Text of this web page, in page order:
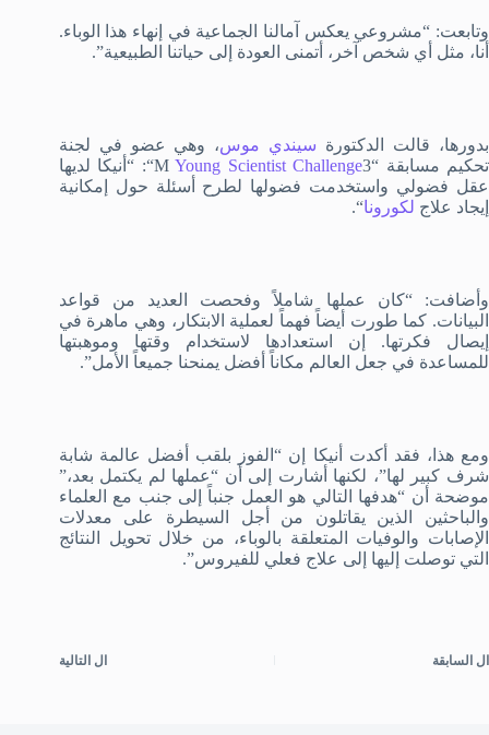
وتابعت: “مشروعي يعكس آمالنا الجماعية في إنهاء هذا الوباء.
أنا، مثل أي شخص آخر، أتمنى العودة إلى حياتنا الطبيعية”.
بدورها، قالت الدكتورة سيندي موس، وهي عضو في لجنة
تحكيم مسابقة “3
MYoung Scientist Challenge
“: “أنيكا لديها
عقل فضولي واستخدمت فضولها لطرح أسئلة حول إمكانية
إيجاد علاج لكورونا“.
وأضافت: “كان عملها شاملاً وفحصت العديد من قواعد
البيانات. كما طورت أيضاً فهماً لعملية الابتكار، وهي ماهرة في
إيصال فكرتها. إن استعدادها لاستخدام وقتها وموهبتها
للمساعدة في جعل العالم مكاناً أفضل يمنحنا جميعاً الأمل”.
ومع هذا، فقد أكدت أنيكا إن “الفوز بلقب أفضل عالمة شابة
شرف كبير لها”، لكنها أشارت إلى أن “عملها لم يكتمل بعد،”
موضحة أن “هدفها التالي هو العمل جنباً إلى جنب مع العلماء
والباحثين الذين يقاتلون من أجل السيطرة على معدلات
الإصابات والوفيات المتعلقة بالوباء، من خلال تحويل النتائج
التي توصلت إليها إلى علاج فعلي للفيروس”.
ال السابقة ال التالية